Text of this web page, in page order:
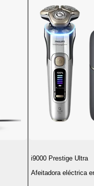
i9000 Prestige Ultra
Afeitadora eléctrica